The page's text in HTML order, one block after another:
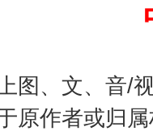
图、文、音/
原作者或归